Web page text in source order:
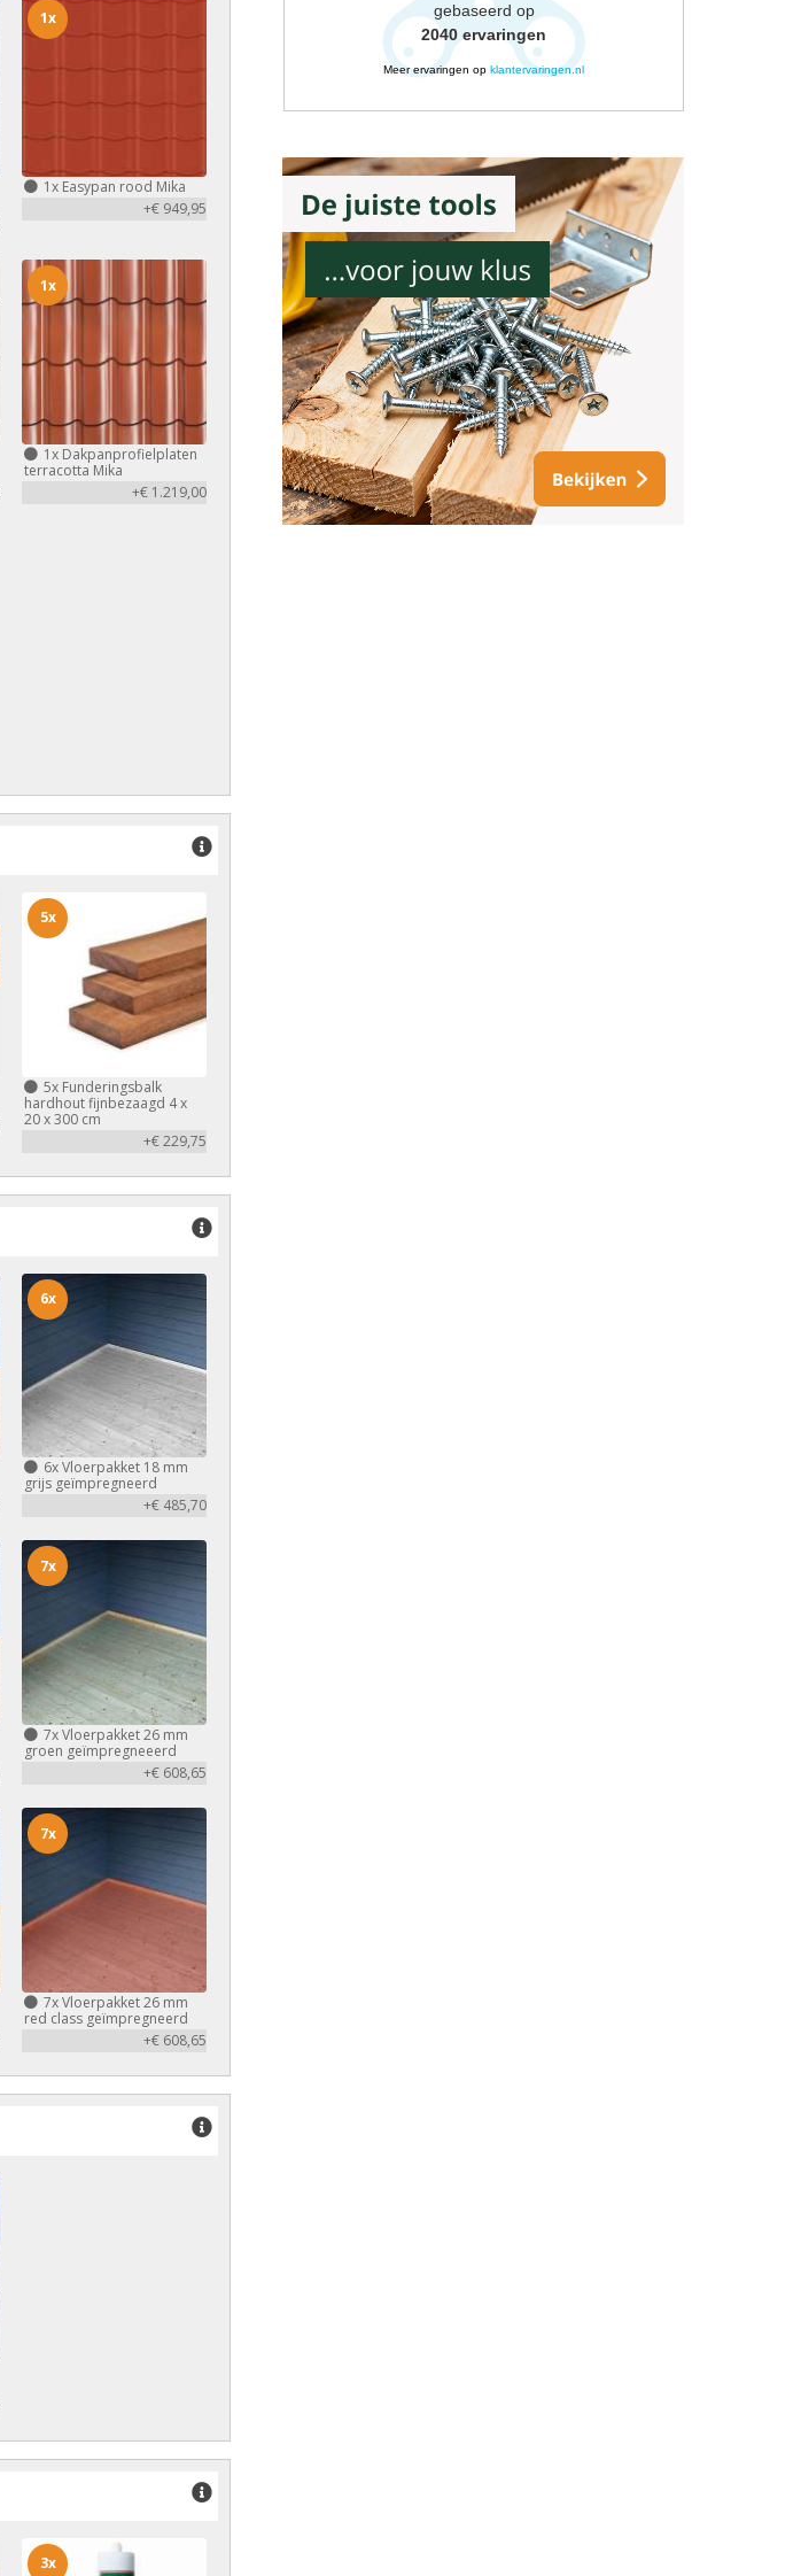
1x Easypan rood Mika
+€ 949,95
1x
1x Dakpanprofielplaten
terracotta Mika
+€ 1.219,00
1x
5x Funderingsbalk
hardhout fijnbezaagd 4 x
20 x 300 cm
+€ 229,75
5x
6xVloerpakket 18 mm
grijs geïmpregneerd
+€ 485,70
6x
7xVloerpakket 26 mm
groen geïmpregneeerd
+€ 608,65
7x
7xVloerpakket 26 mm
red class geïmpregneerd
+€ 608,65
7x
3x
gebaseerd op
2040 ervaringen
Meer ervaringen op klantervaringen.nl